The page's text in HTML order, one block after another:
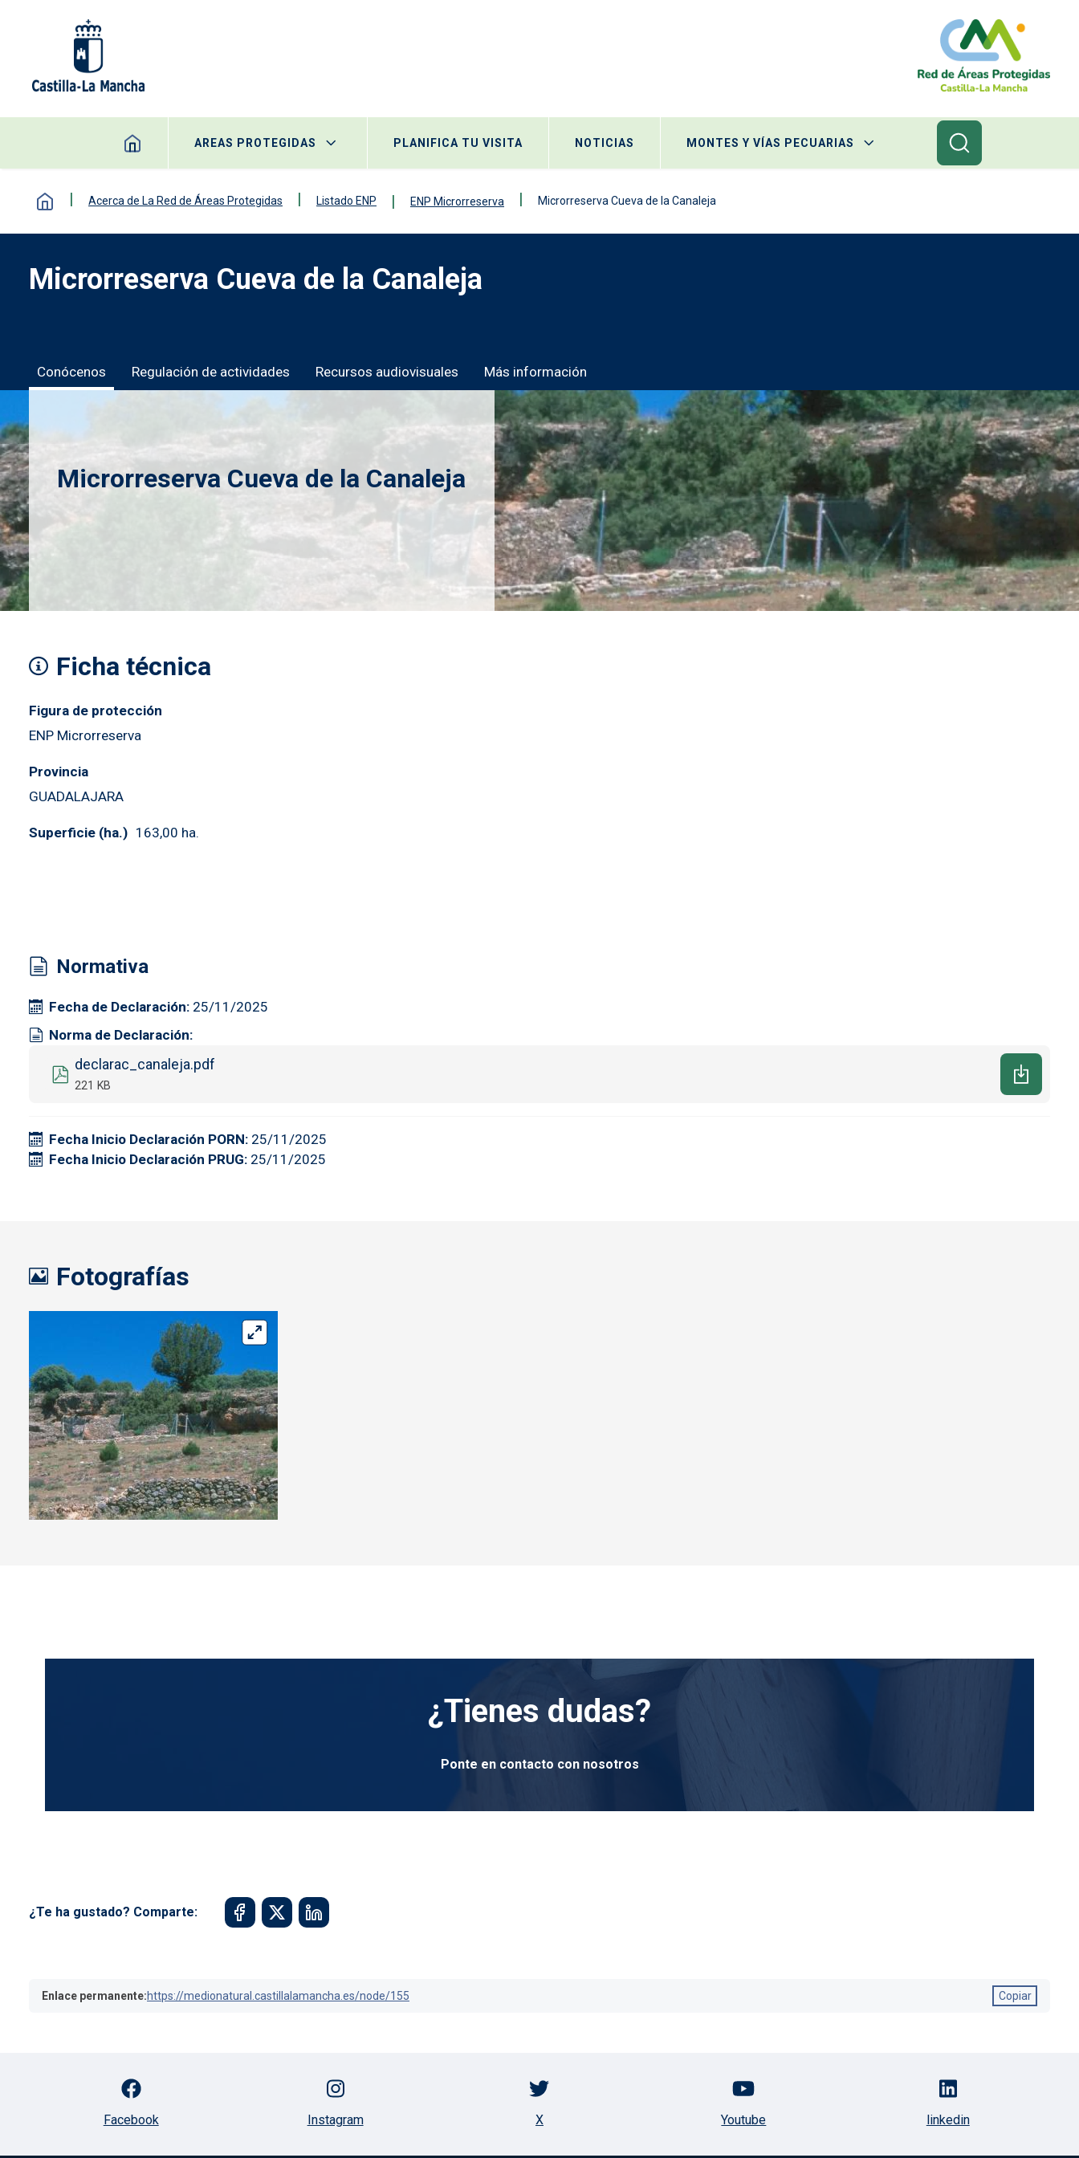
AREAS PROTEGIDAS PLANIFICA TU VISITA NOTICIAS MONTES Y VÍAS PECUARIAS
Acerca de La Red de Áreas Protegidas Listado ENP ENP Microrreserva Microrreserva Cueva de la Canaleja
Microrreserva Cueva de la Canaleja
Conócenos Regulación de actividades Recursos audiovisuales Más información
Microrreserva Cueva de la Canaleja
Imagen
Ficha técnica
Figura de protección
ENP Microrreserva
Provincia
GUADALAJARA
Superficie (ha.) 163,00 ha.
Normativa
Fecha de Declaración 25/11/2025
Norma de Declaración
Documento
declarac_canaleja.pdf
221 KB
Fecha Inicio Declaración PORN 25/11/2025
Fecha Inicio Declaración PRUG 25/11/2025
Fotografías
¿Tienes dudas?
Ponte en contacto con nosotros
¿Te ha gustado? Comparte:
Enlace permanente:https://medionatural.castillalamancha.es/node/155 Copiar
Facebook Instagram X Youtube linkedin